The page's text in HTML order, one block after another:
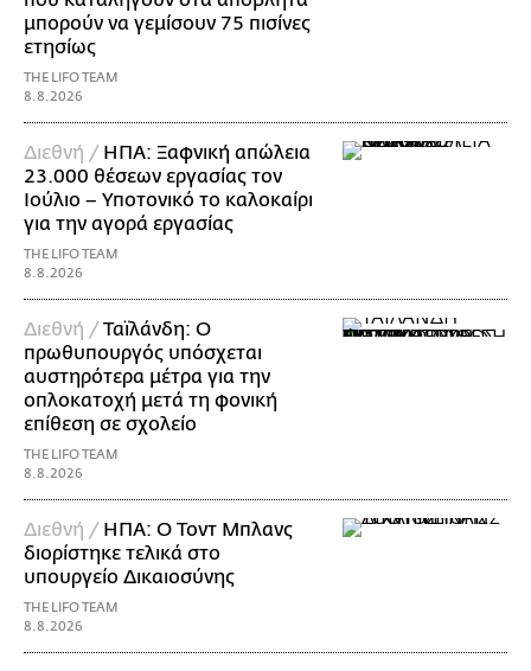
μπορούν να γεμίσουν 75 πισίνες
ετησίως
THE LIFO TEAM
8.8.2026
Διεθνή / ΗΠΑ: Ξαφνική απώλεια
23.000 θέσεων εργασίας τον
Ιούλιο – Υποτονικό το καλοκαίρι
για την αγορά εργασίας
THE LIFO TEAM
8.8.2026
Διεθνή /Ταϊλάνδη: Ο
πρωθυπουργός υπόσχεται
αυστηρότερα μέτρα για την
οπλοκατοχή μετά τη φονική
επίθεση σε σχολείο
THE LIFO TEAM
8.8.2026
Διεθνή / ΗΠΑ: Ο Τοντ Μπλανς
διορίστηκε τελικά στο
υπουργείο Δικαιοσύνης
THE LIFO TEAM
8.8.2026